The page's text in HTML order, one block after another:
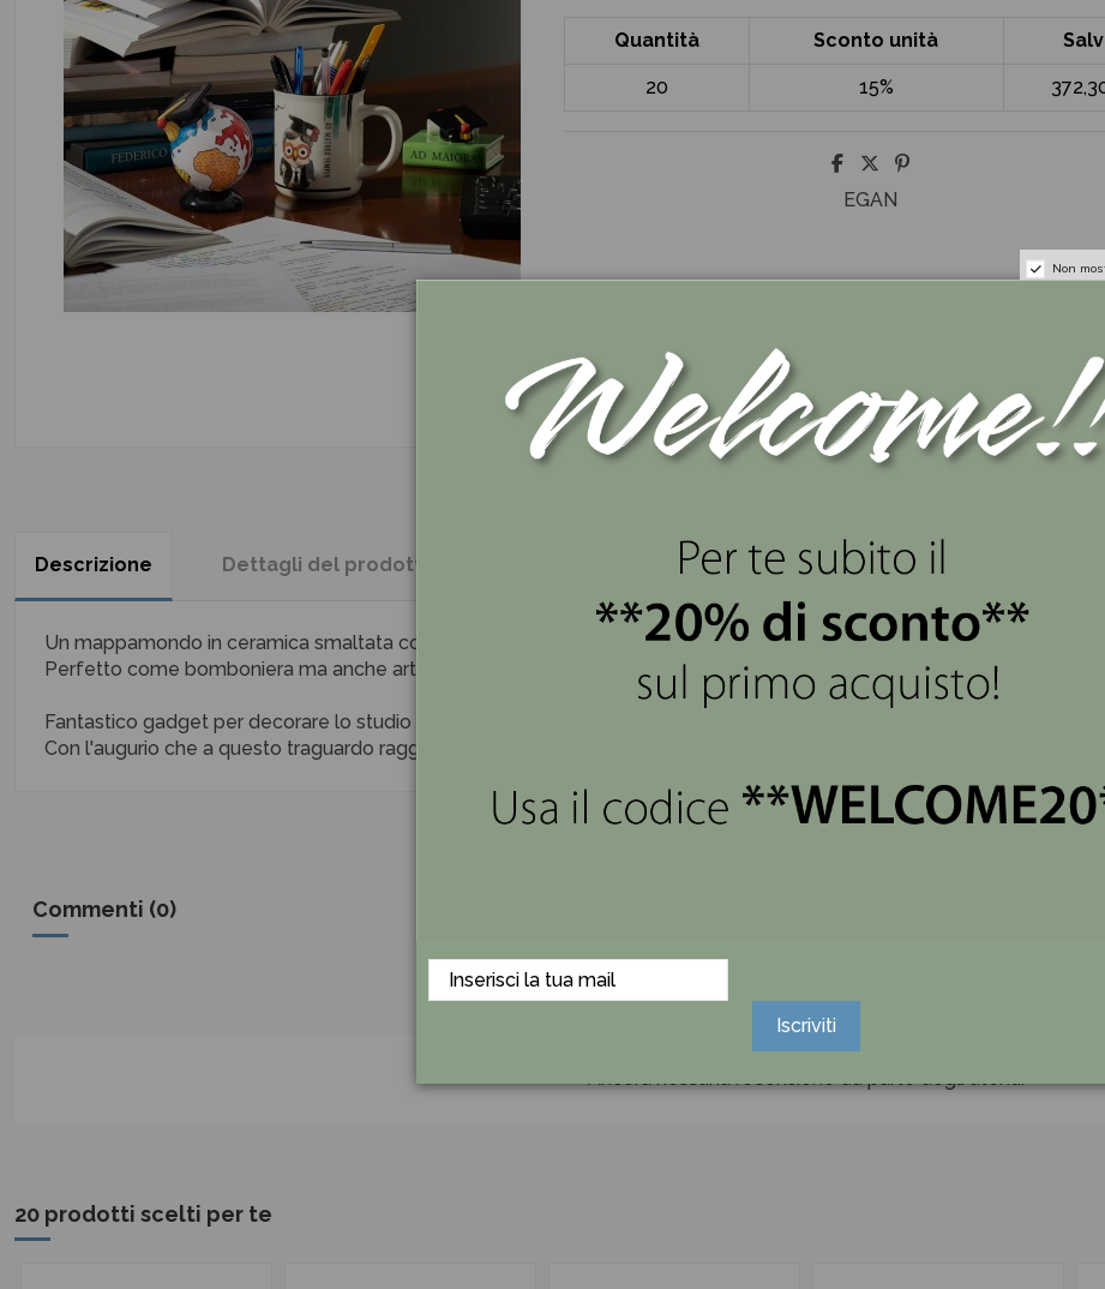
Quantità Sconto unità
20 15%
EGAN
Descrizione Dettagli del prodotto
Un mappamondo in ceramica smaltata con tocco laurea decorato a mano.
Perfetto come bomboniera ma anche articolo da regalo.
Fantastico gadget per decorare lo studio dove si lavora e si fa quello per cui si è tanto sacrificato ed alla fine ottenuto.
Con l'augurio che a questo traguardo raggiunto porti alla realizzazione di traguardi sempre maggiori "Ad Maiora Semper".
Commenti (0)
Ancora nessuna recensione da parte degli utenti.
20 prodotti scelti per te
Non
Iscriviti